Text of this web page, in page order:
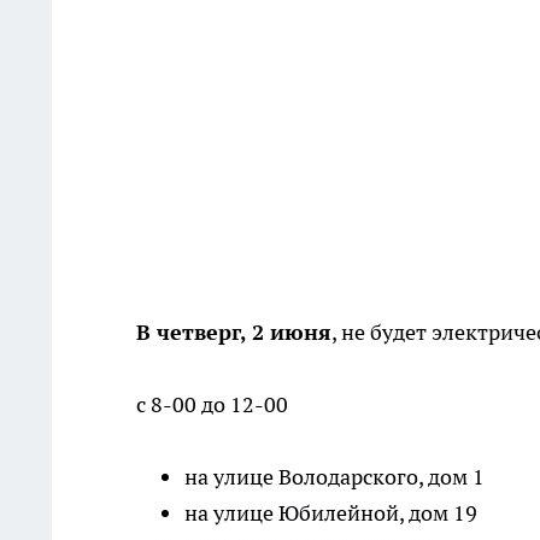
В четверг, 2 июня, не будет
с 8-00 до 12-00
на улице Володарского, дом 1
на улице Юбилейной, дом 19